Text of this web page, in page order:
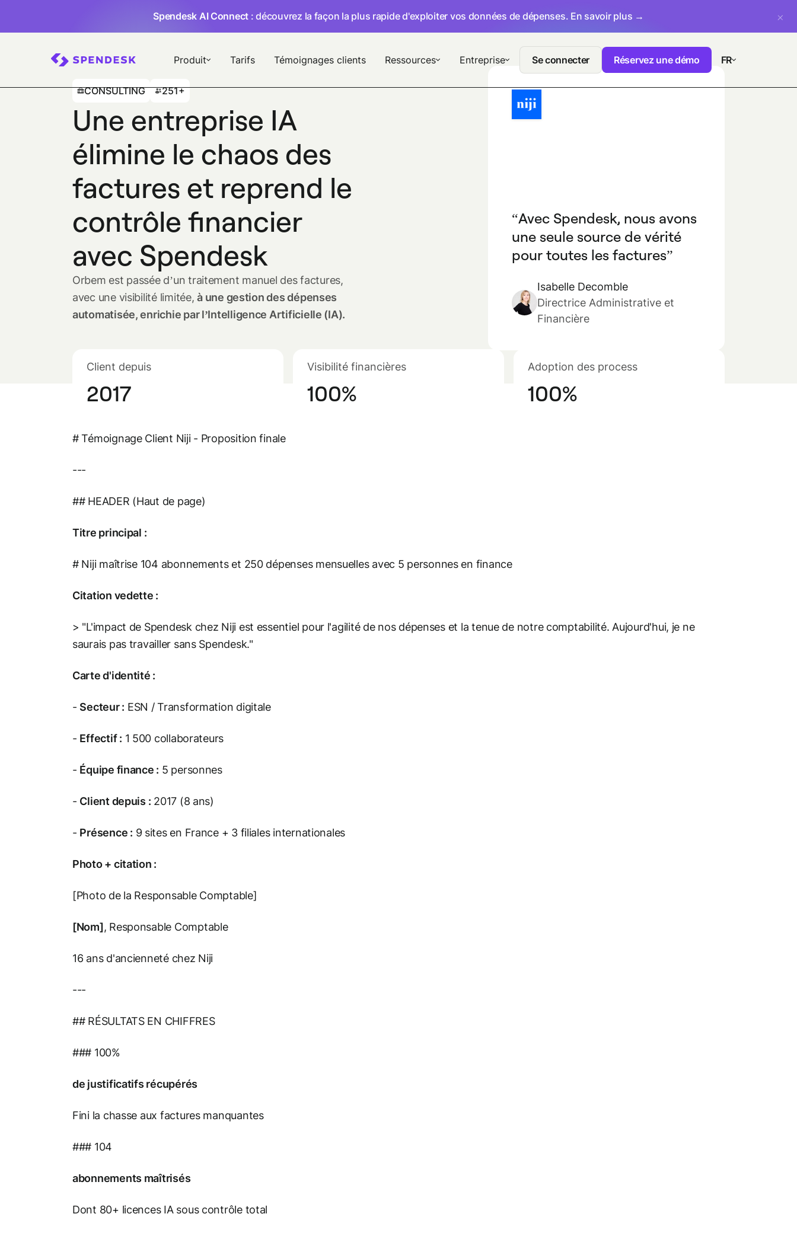
Spendesk AI Connect : découvrez la façon la plus rapide d'exploiter vos données de dépenses. En savoir plus →
Produit Tarifs Témoignages clients Ressources Entreprise Se connecter Réservez une démo FR
CONSULTING 251+
Une entreprise IA
élimine le chaos des
factures et reprend le
contrôle financier
avec Spendesk
Orbem est passée d’un traitement manuel des factures,
avec une visibilité limitée,à une gestion des dépenses
automatisée, enrichie par l’Intelligence Artificielle (IA).
Avec Spendesk, nous avons
une seule source de vérité
pour toutes les factures
Isabelle Decomble
Directrice Administrative et
Financière
Client depuis
2017
Visibilité financières
100%
Adoption des process
100%
# Témoignage Client Niji - Proposition finale
---
## HEADER (Haut de page)
Titre principal :
# Niji maîtrise 104 abonnements et 250 dépenses mensuelles avec 5 personnes en finance
Citation vedette :
> "L'impact de Spendesk chez Niji est essentiel pour l'agilité de nos dépenses et la tenue de notre comptabilité. Aujourd'hui, je ne
saurais pas travailler sans Spendesk."
Carte d'identité :
-Secteur : ESN / Transformation digitale
- Effectif : 1 500 collaborateurs
- Équipe finance : 5 personnes
- Client depuis : 2017 (8 ans)
- Présence : 9 sites en France + 3 filiales internationales
Photo + citation :
[Photo de la Responsable Comptable]
[Nom], Responsable Comptable
16 ans d'ancienneté chez Niji
---
## RÉSULTATS EN CHIFFRES
### 100%
de justificatifs récupérés
Fini la chasse aux factures manquantes
### 104
abonnements maîtrisés
Dont 80+ licences IA sous contrôle total